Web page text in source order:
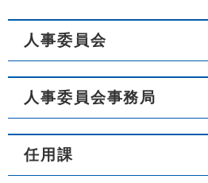
人事委員会
人事委員会事務局
任用課